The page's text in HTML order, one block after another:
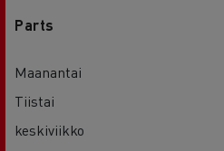
Parts
Maanantai
Tiistai
keskiviikko